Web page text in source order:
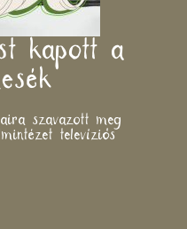
kapott a
szavazott meg
televíziós